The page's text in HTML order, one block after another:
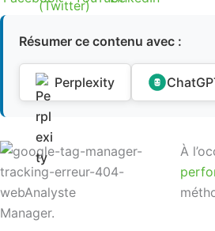
Résumer ce contenu avec :
Perplexity
À
Manager.